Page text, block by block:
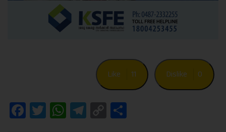
Like 11 Dislike 0
Facebook
Twitter
WhatsApp
Telegram
Copy